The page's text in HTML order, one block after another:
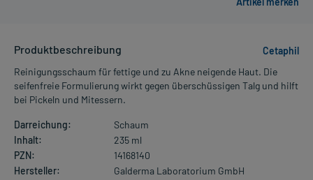
Produktbeschreibung
Cetaphil
Reinigungsschaum für fettige und zu Akne neigende Haut. Die
seifenfreie Formulierung wirkt gegen überschüssigen Talg und hilft
bei Pickeln und Mitessern.
Darreichung:
Schaum
Inhalt:
235 ml
PZN:
14168140
Hersteller:
Galderma Laboratorium GmbH